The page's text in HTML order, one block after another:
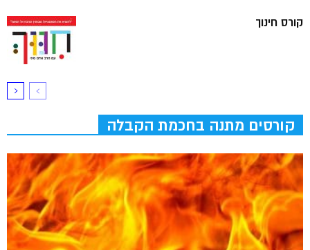
קורס חינוך
קורסים מתנה בחכמת הקבלה